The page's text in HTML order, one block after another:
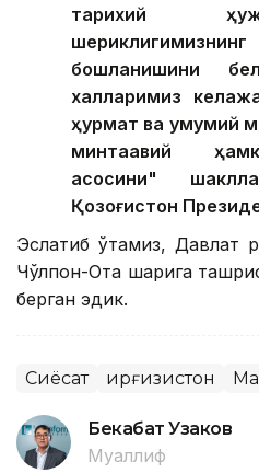
тарихий
бошланишини
халқларимиз
ҳурмат ва умумий
минтақавий
асосини"
Қозоғистон
Эслатиб ўтамиз, Давлат
Чўлпон-Ота шаҳрига
берган эдик.
Сиёсат Қирғизистон
Бекабат Узаков
Муаллиф